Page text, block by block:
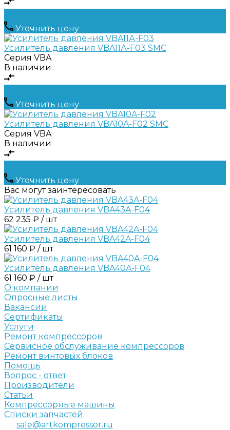
Уточнить цену
Усилитель давления VBA11А-F03 SMC
Серия VBA
В наличии
Уточнить цену
Усилитель давления VBA10A-F02 SMC
Серия VBA
В наличии
Уточнить цену
Вас могут заинтересовать
Усилитель давления VBA43A-F04
62 235 ₽ / шт
Усилитель давления VBA42A-F04
61 160 ₽ / шт
Усилитель давления VBA40A-F04
61 160 ₽ / шт
О компании
Опросные листы
Вакансии
Сертификаты
Услуги
Ремонт компрессоров
Сервисное обслуживание компрессоров
Ремонт винтовых блоков
Помощь
Вопрос - ответ
Производители
Статьи
Компрессорные машины
Списки запчастей
sale@artkompressor.ru